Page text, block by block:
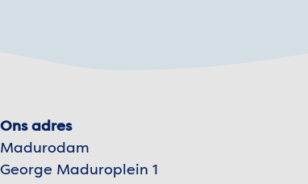
Ons adres
Madurodam
George Maduroplein 1